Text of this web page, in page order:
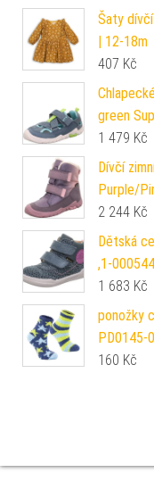
Šaty
| 12-18m
407 Kč
green
1 479 Kč
Dívčí
Purple/
2 244 Kč
Dětská
,1-
1 683 Kč
ponožky
PD0145-
160 Kč